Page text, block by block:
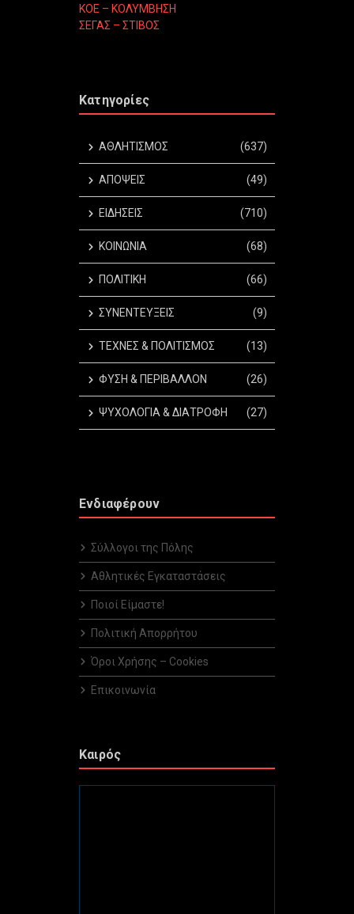
ΚΟΕ – ΚΟΛΥΜΒΗΣΗ
ΣΕΓΑΣ – ΣΤΙΒΟΣ
Κατηγορίες
ΑΘΛΗΤΙΣΜΟΣ (637)
ΑΠΟΨΕΙΣ (49)
ΕΙΔΗΣΕΙΣ (710)
ΚΟΙΝΩΝΙΑ (68)
ΠΟΛΙΤΙΚΗ (66)
ΣΥΝΕΝΤΕΥΞΕΙΣ (9)
ΤΕΧΝΕΣ & ΠΟΛΙΤΙΣΜΟΣ (13)
ΦΥΣΗ & ΠΕΡΙΒΑΛΛΟΝ (26)
ΨΥΧΟΛΟΓΙΑ & ΔΙΑΤΡΟΦΗ (27)
Ενδιαφέρουν
Σύλλογοι της Πόλης
Αθλητικές Εγκαταστάσεις
Ποιοί Είμαστε!
Πολιτική Απορρήτου
Όροι Χρήσης – Cookies
Επικοινωνία
Καιρός